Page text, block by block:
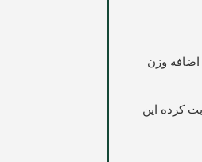
اضافه وزن
کرده این